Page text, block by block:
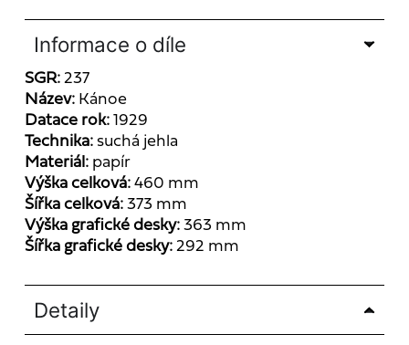
Informace o díle
SGR: 237
Název: Kánoe
Datace rok: 1929
Technika: suchá jehla
Materiál: papír
Výška celková: 460 mm
Šířka celková: 373 mm
Výška grafické desky: 363 mm
Šířka grafické desky: 292 mm
Detaily